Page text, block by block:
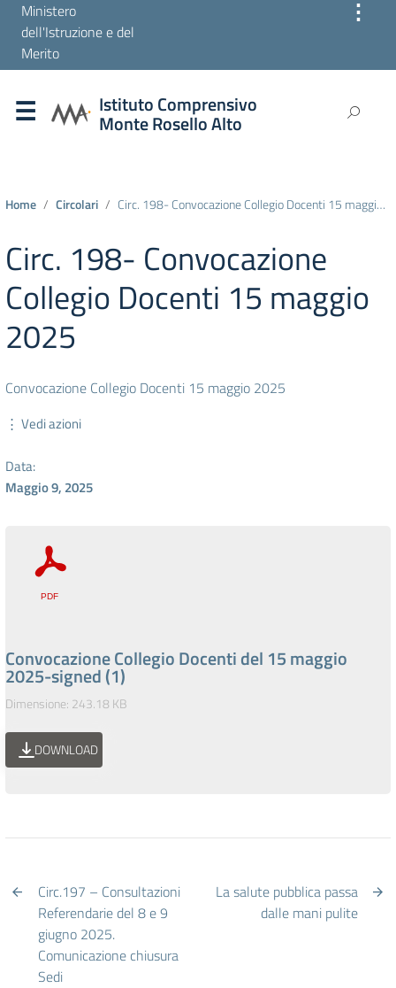
Ministero
dell'Istruzione e del
Merito
⋮
Istituto Comprensivo
Monte Rosello Alto
Home Circolari Circ. 198- Convocazione Collegio Docenti 15 maggio 2025
Circ. 198- Convocazione
Collegio Docenti 15 maggio
2025
Convocazione Collegio Docenti 15 maggio 2025
⋮ Vedi azioni
Data:
Maggio 9, 2025
Convocazione Collegio Docenti del 15 maggio
2025-signed (1)
Dimensione: 243.18 KB
DOWNLOAD
Circ.197 – Consultazioni
Referendarie del 8 e 9
giugno 2025.
Comunicazione chiusura
Sedi
La salute pubblica passa
dalle mani pulite